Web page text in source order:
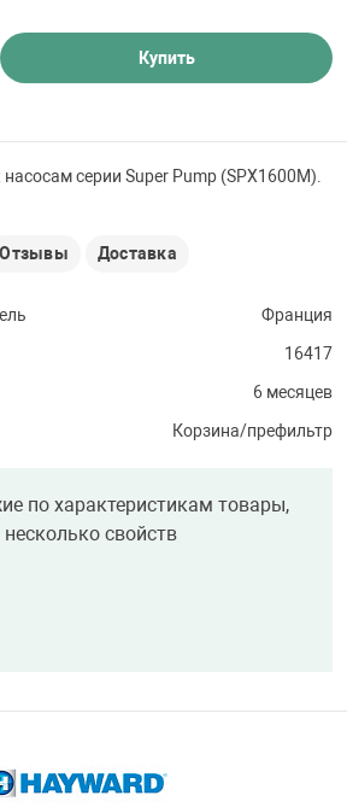
серии Super Pump (SPX1600M).
Купить
Отзывы Доставка
Франция
16417
6 месяцев
Корзина/префильтр
по характеристикам товары,
свойств